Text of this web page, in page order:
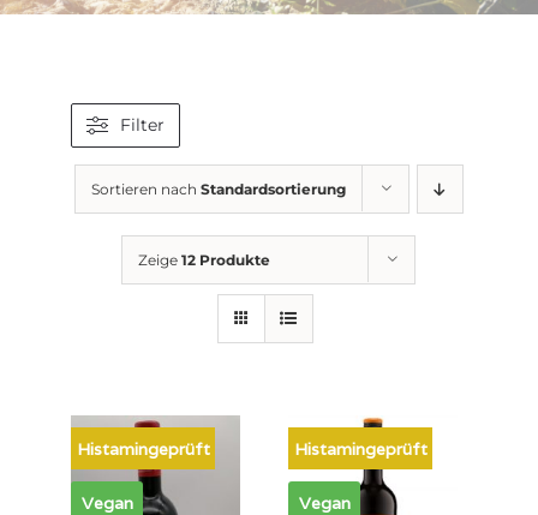
Filter
Sortieren nach Standardsortierung
Zeige12 Produkte
Histamingeprüft
Vegan
Histamingeprüft
Vegan